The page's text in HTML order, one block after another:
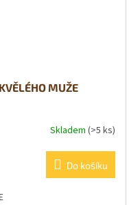
MUŽE
Skladem (>5 ks)
Do košíku